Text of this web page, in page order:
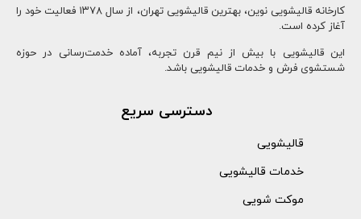
کارخانه قالیشویی نوین، بهترین قالیشویی تهران، از سال ۱۳78 فعالیت خود را
آغاز کرده است.
این قالیشویی با بیش از نیم قرن تجربه، آماده خدمت‌رسانی در حوزه
شستشوی فرش و خدمات قالیشویی باشد.
دسترسی سریع
قالیشویی
خدمات قالیشویی
موکت شویی